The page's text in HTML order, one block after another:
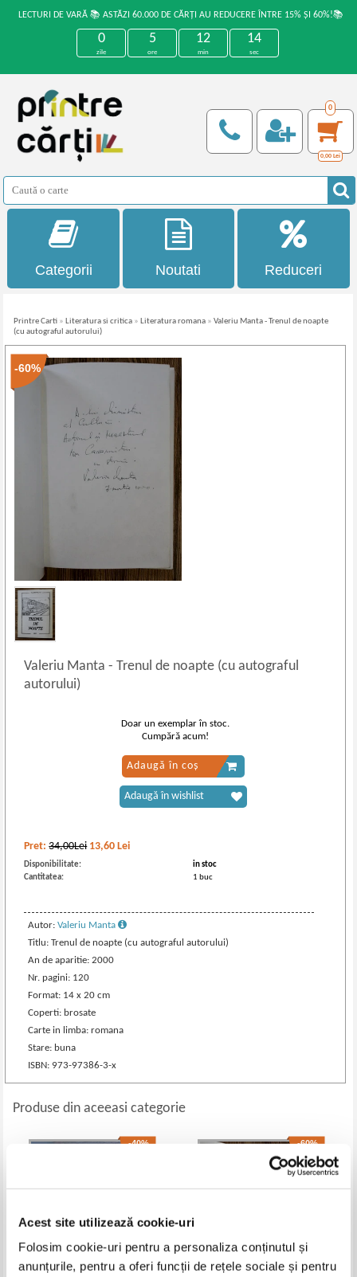
Acest site utilizează cookie-uri
Folosim cookie-uri pentru a personaliza conținutul și
anunțurile, pentru a oferi funcții de rețele sociale și pentru
LECTURI DE VARĂ 📚 ASTĂZI 60.000 DE CĂRȚI AU REDUCERE ÎNTRE 15% ȘI 60%!📚
0
zile
5
ore
12
min
14
sec
0
0,00 Lei
Categorii Noutati Reduceri
Printre Carti » Literatura si critica » Literatura romana »Valeriu Manta - Trenul de noapte
(cu autograful autorului)
-60%
Valeriu Manta- Trenul de noapte (cu autograful
autorului)
Pret:34,00Lei 13,60 Lei
Disponibilitate:
in stoc
Cantitatea:
1 buc
Autor:Valeriu Manta
Titlu: Trenul de noapte (cu autograful autorului)
An de aparitie: 2000
Nr. pagini: 120
Format: 14 x 20 cm
Coperti: brosate
Carte in limba: romana
Stare: buna
ISBN: 973-97386-3-x
Doar un exemplar în stoc.
Cumpără acum!
Adaugă în coș
Adaugă în wishlist
Produse din aceeasi categorie
-40% -60%